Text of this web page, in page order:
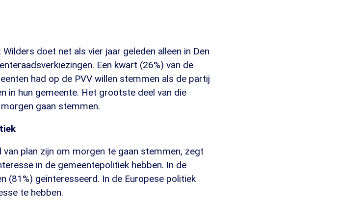
doet net als vier jaar geleden alleen in Den
Een kwart (26%) van de
had op de PVV willen stemmen als de partij
in hun gemeente. Het grootste deel van die
gaan stemmen.
plan zijn om morgen te gaan stemmen, zegt
in de gemeentepolitiek hebben. In de
(81%) geïnteresseerd. In de Europese politiek
te hebben.